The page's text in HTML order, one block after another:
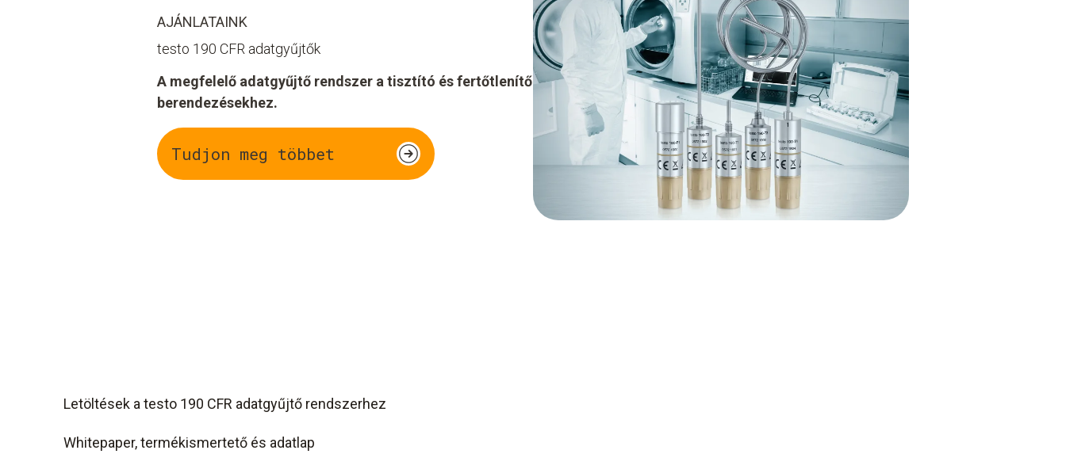
AJÁNLATAINK
testo 190 CFR adatgyűjtők
A megfelelő adatgyűjtő rendszer a tisztító és fertőtlenítő
berendezésekhez.
Tudjon meg többet
Letöltések a testo 190 CFR adatgyűjtő rendszerhez
Whitepaper, termékismertető és adatlap